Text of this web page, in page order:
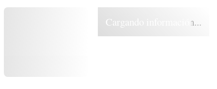
Cargando información...